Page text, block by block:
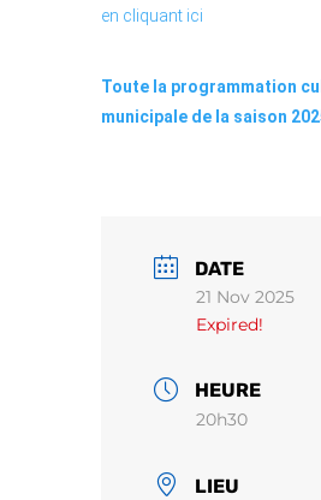
en cliquant ici
Toute la programmation
municipale de la saison
DATE
21 Nov 2025
Expired!
HEURE
20h30
LIEU